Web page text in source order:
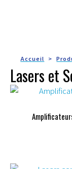
Accueil
Lasers et